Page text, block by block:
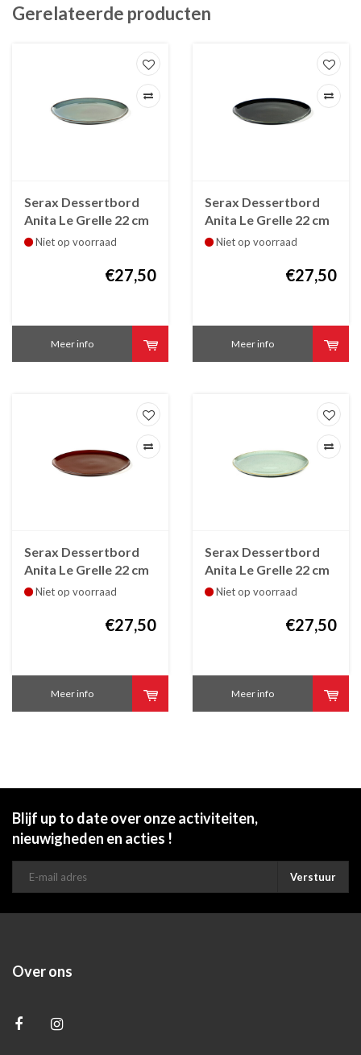
Gerelateerde producten
Serax Dessertbord
Anita Le Grelle 22 cm
Smokey Blue
Niet op voorraad
€27,50
Meer info
Serax Dessertbord
Anita Le Grelle 22 cm
Dark Blue B5116152
Niet op voorraad
€27,50
Meer info
Serax Dessertbord
Anita Le Grelle 22 cm
Rust B5116153
Niet op voorraad
€27,50
Meer info
Serax Dessertbord
Anita Le Grelle 22 cm
Light Blue B5116154
Niet op voorraad
€27,50
Meer info
Blijf up to date over onze activiteiten,
nieuwigheden en acties !
Verstuur
Over ons